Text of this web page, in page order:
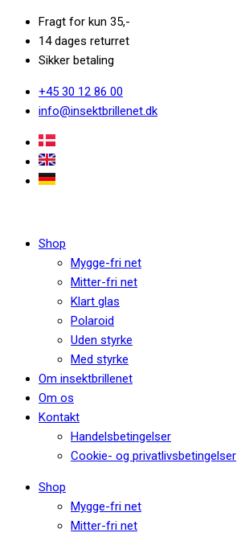
Fragt for kun 35,-
14 dages returret
Sikker betaling
+45 30 12 86 00
info@insektbrillenet.dk
Shop
Mygge-fri net
Mitter-fri net
Klart glas
Polaroid
Uden styrke
Med styrke
Om insektbrillenet
Om os
Kontakt
Handelsbetingelser
Cookie- og privatlivsbetingelser
Shop
Mygge-fri net
Mitter-fri net